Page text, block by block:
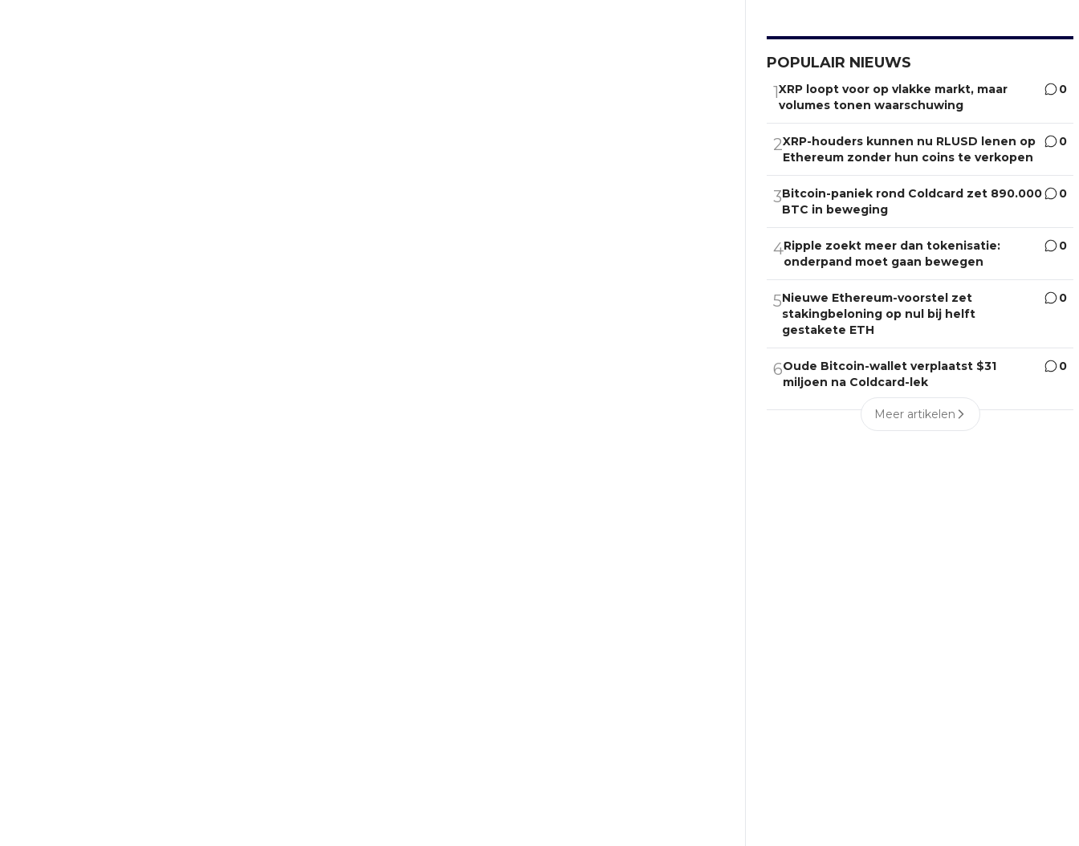
POPULAIR NIEUWS
1XRP loopt voor op vlakke markt, maar
volumes tonen waarschuwing
0
2XRP-houders kunnen nu RLUSD lenen op
Ethereum zonder hun coins te verkopen
0
3Bitcoin-paniek rond Coldcard zet 890.000
BTC in beweging
0
4Ripple zoekt meer dan tokenisatie:
onderpand moet gaan bewegen
0
5Nieuwe Ethereum-voorstel zet
stakingbeloning op nul bij helft
gestakete ETH
0
6Oude Bitcoin-wallet verplaatst $31
miljoen na Coldcard-lek
0
Meer artikelen